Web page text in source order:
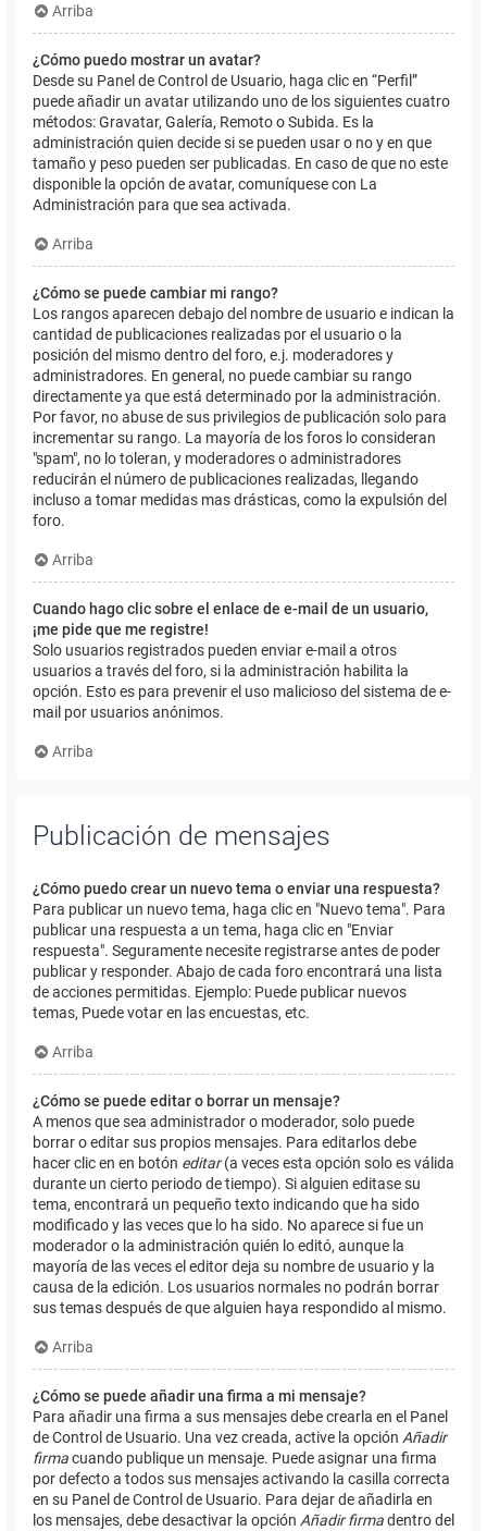
Arriba
¿Cómo puedo mostrar un avatar?
Desde su Panel de Control de Usuario, haga clic en “Perfil”
puede añadir un avatar utilizando uno de los siguientes cuatro
métodos: Gravatar, Galería, Remoto o Subida. Es la
administración quien decide si se pueden usar o no y en que
tamaño y peso pueden ser publicadas. En caso de que no este
disponible la opción de avatar, comuníquese con La
Administración para que sea activada.
Arriba
¿Cómo se puede cambiar mi rango?
Los rangos aparecen debajo del nombre de usuario e indican la
cantidad de publicaciones realizadas por el usuario o la
posición del mismo dentro del foro, e.j. moderadores y
administradores. En general, no puede cambiar su rango
directamente ya que está determinado por la administración.
Por favor, no abuse de sus privilegios de publicación solo para
incrementar su rango. La mayoría de los foros lo consideran
"spam", no lo toleran, y moderadores o administradores
reducirán el número de publicaciones realizadas, llegando
incluso a tomar medidas mas drásticas, como la expulsión del
foro.
Arriba
Cuando hago clic sobre el enlace de e-mail de un usuario,
¡me pide que me registre!
Solo usuarios registrados pueden enviar e-mail a otros
usuarios a través del foro, si la administración habilita la
opción. Esto es para prevenir el uso malicioso del sistema de e-
mail por usuarios anónimos.
Arriba
Publicación de mensajes
¿Cómo puedo crear un nuevo tema o enviar una respuesta?
Para publicar un nuevo tema, haga clic en "Nuevo tema". Para
publicar una respuesta a un tema, haga clic en "Enviar
respuesta". Seguramente necesite registrarse antes de poder
publicar y responder. Abajo de cada foro encontrará una lista
de acciones permitidas. Ejemplo: Puede publicar nuevos
temas, Puede votar en las encuestas, etc.
Arriba
¿Cómo se puede editar o borrar un mensaje?
A menos que sea administrador o moderador, solo puede
borrar o editar sus propios mensajes. Para editarlos debe
hacer clic en en botón editar(a veces esta opción solo es válida
durante un cierto periodo de tiempo). Si alguien editase su
tema, encontrará un pequeño texto indicando que ha sido
modificado y las veces que lo ha sido. No aparece si fue un
moderador o la administración quién lo editó, aunque la
mayoría de las veces el editor deja su nombre de usuario y la
causa de la edición. Los usuarios normales no podrán borrar
sus temas después de que alguien haya respondido al mismo.
Arriba
¿Cómo se puede añadir una firma a mi mensaje?
Para añadir una firma a sus mensajes debe crearla en el Panel
de Control de Usuario. Una vez creada, active la opción Añadir
firmacuando publique un mensaje. Puede asignar una firma
por defecto a todos sus mensajes activando la casilla correcta
en su Panel de Control de Usuario. Para dejar de añadirla en
los mensajes, debe desactivar la opción Añadir firmadentro del